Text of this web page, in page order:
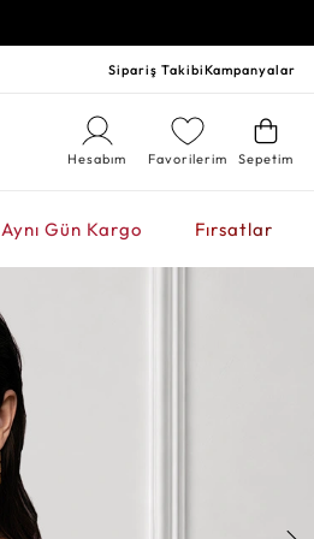
Sipariş TakibiKampanyalar
Sepetim
Favorilerim
Hesabım
Aynı Gün Kargo Fırsatlar